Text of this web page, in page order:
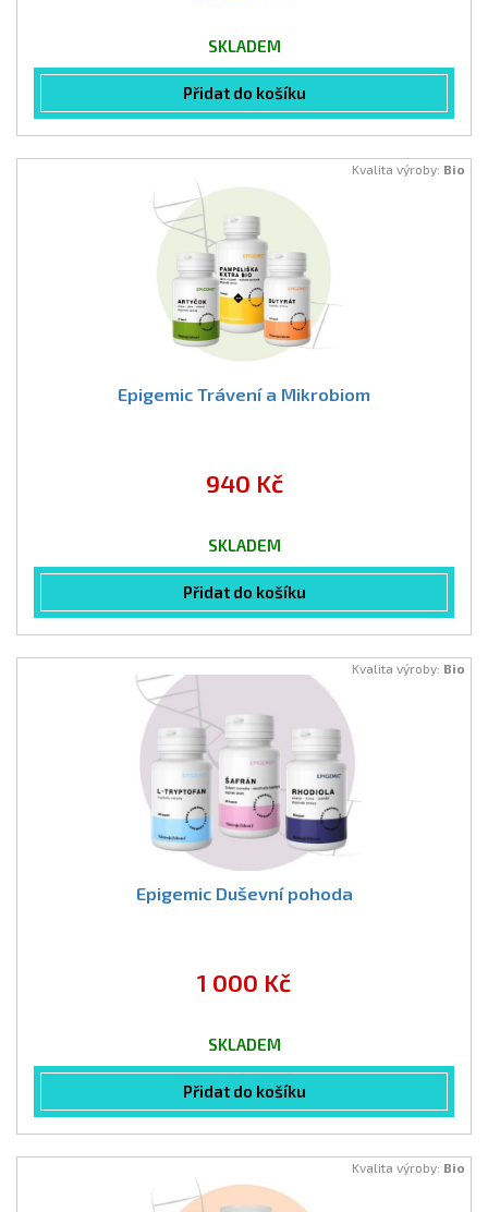
SKLADEM
Přidat do košíku
Kvalita výroby: Bio
Epigemic Trávení a Mikrobiom
940 Kč
SKLADEM
Přidat do košíku
Kvalita výroby: Bio
Epigemic Duševní pohoda
1 000 Kč
SKLADEM
Přidat do košíku
Kvalita výroby: Bio